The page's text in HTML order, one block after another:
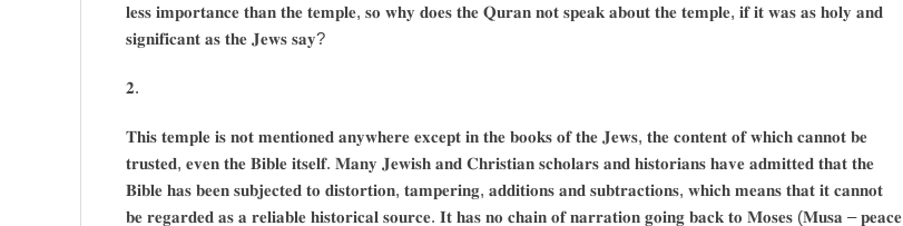
𝐥𝐞𝐬𝐬 𝐢𝐦𝐩𝐨𝐫𝐭𝐚𝐧𝐜𝐞 𝐭𝐡𝐚𝐧 𝐭𝐡𝐞 𝐭𝐞𝐦𝐩𝐥𝐞, 𝐬𝐨 𝐰𝐡𝐲 𝐝𝐨𝐞𝐬 𝐭𝐡𝐞 𝐐𝐮𝐫𝐚𝐧 𝐧𝐨𝐭 𝐬𝐩𝐞𝐚𝐤 𝐚𝐛𝐨𝐮𝐭 𝐭𝐡𝐞 𝐭𝐞𝐦𝐩𝐥𝐞, 𝐢𝐟 𝐢𝐭 𝐰𝐚𝐬 𝐚𝐬 𝐡𝐨𝐥𝐲 𝐚𝐧𝐝
𝐬𝐢𝐠𝐧𝐢𝐟𝐢𝐜𝐚𝐧𝐭 𝐚𝐬 𝐭𝐡𝐞 𝐉𝐞𝐰𝐬 𝐬𝐚𝐲?
𝟐.
𝐓𝐡𝐢𝐬 𝐭𝐞𝐦𝐩𝐥𝐞 𝐢𝐬 𝐧𝐨𝐭 𝐦𝐞𝐧𝐭𝐢𝐨𝐧𝐞𝐝 𝐚𝐧𝐲𝐰𝐡𝐞𝐫𝐞 𝐞𝐱𝐜𝐞𝐩𝐭 𝐢𝐧 𝐭𝐡𝐞 𝐛𝐨𝐨𝐤𝐬 𝐨𝐟 𝐭𝐡𝐞 𝐉𝐞𝐰𝐬, 𝐭𝐡𝐞 𝐜𝐨𝐧𝐭𝐞𝐧𝐭 𝐨𝐟 𝐰𝐡𝐢𝐜𝐡 𝐜𝐚𝐧𝐧𝐨𝐭 𝐛𝐞
𝐭𝐫𝐮𝐬𝐭𝐞𝐝, 𝐞𝐯𝐞𝐧 𝐭𝐡𝐞 𝐁𝐢𝐛𝐥𝐞 𝐢𝐭𝐬𝐞𝐥𝐟. 𝐌𝐚𝐧𝐲 𝐉𝐞𝐰𝐢𝐬𝐡 𝐚𝐧𝐝 𝐂𝐡𝐫𝐢𝐬𝐭𝐢𝐚𝐧 𝐬𝐜𝐡𝐨𝐥𝐚𝐫𝐬 𝐚𝐧𝐝 𝐡𝐢𝐬𝐭𝐨𝐫𝐢𝐚𝐧𝐬 𝐡𝐚𝐯𝐞 𝐚𝐝𝐦𝐢𝐭𝐭𝐞𝐝 𝐭𝐡𝐚𝐭 𝐭𝐡𝐞
𝐁𝐢𝐛𝐥𝐞 𝐡𝐚𝐬 𝐛𝐞𝐞𝐧 𝐬𝐮𝐛𝐣𝐞𝐜𝐭𝐞𝐝 𝐭𝐨 𝐝𝐢𝐬𝐭𝐨𝐫𝐭𝐢𝐨𝐧, 𝐭𝐚𝐦𝐩𝐞𝐫𝐢𝐧𝐠, 𝐚𝐝𝐝𝐢𝐭𝐢𝐨𝐧𝐬 𝐚𝐧𝐝 𝐬𝐮𝐛𝐭𝐫𝐚𝐜𝐭𝐢𝐨𝐧𝐬, 𝐰𝐡𝐢𝐜𝐡 𝐦𝐞𝐚𝐧𝐬 𝐭𝐡𝐚𝐭 𝐢𝐭 𝐜𝐚𝐧𝐧𝐨𝐭
𝐛𝐞 𝐫𝐞𝐠𝐚𝐫𝐝𝐞𝐝 𝐚𝐬 𝐚 𝐫𝐞𝐥𝐢𝐚𝐛𝐥𝐞 𝐡𝐢𝐬𝐭𝐨𝐫𝐢𝐜𝐚𝐥 𝐬𝐨𝐮𝐫𝐜𝐞. 𝐈𝐭 𝐡𝐚𝐬 𝐧𝐨 𝐜𝐡𝐚𝐢𝐧 𝐨𝐟 𝐧𝐚𝐫𝐫𝐚𝐭𝐢𝐨𝐧 𝐠𝐨𝐢𝐧𝐠 𝐛𝐚𝐜𝐤 𝐭𝐨 𝐌𝐨𝐬𝐞𝐬 (𝐌𝐮𝐬𝐚 – 𝐩𝐞𝐚𝐜𝐞